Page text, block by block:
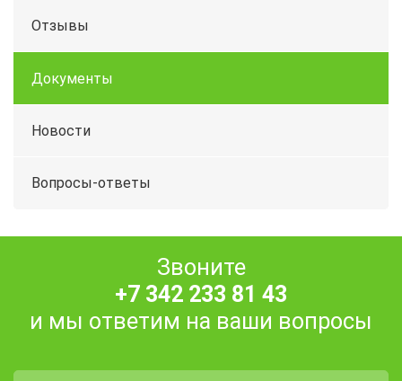
Отзывы
Документы
Новости
Вопросы-ответы
Звоните
+7 342 233 81 43
и мы ответим на ваши вопросы